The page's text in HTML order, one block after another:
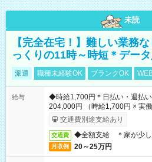
未読
【完全在宅！】難しい業務
っくりの11時～時短＊デー
派遣 職種未経験OK ブランクOK
給与
◆時給1,700円＊日払い・週払
204,000円 （時給1,700円 × 実働
交通費別途支給あり
交通費 ◆全額支給 ＊家が少し
月収例 20～25万円